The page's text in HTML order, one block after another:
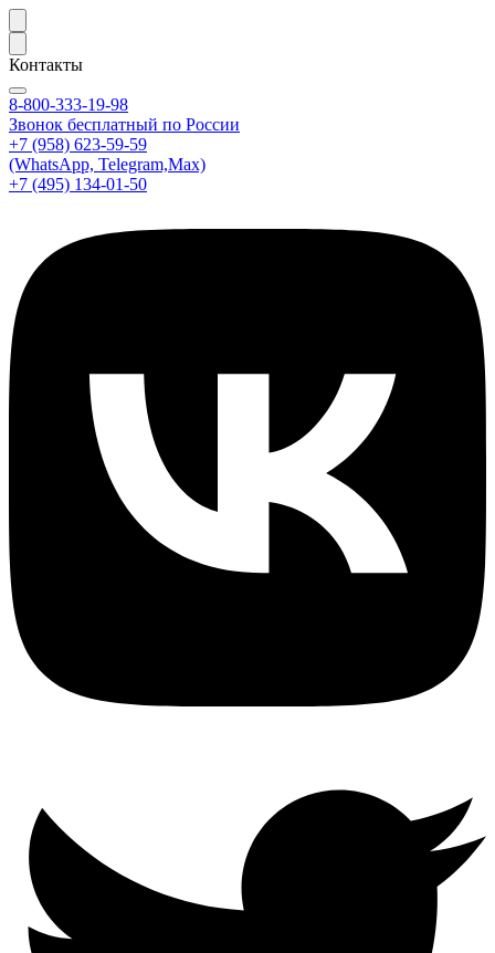
Контакты
8-800-333-19-98
Звонок бесплатный по России
+7 (958) 623-59-59
(WhatsApp, Telegram,Max)
+7 (495) 134-01-50